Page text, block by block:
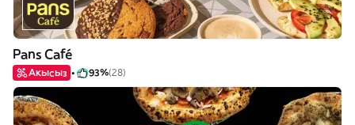
Pans Café
Акысыз 93%(28)